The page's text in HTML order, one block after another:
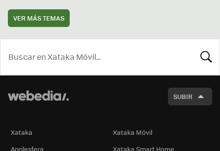
VER MÁS TEMAS
SUBIR
Xataka
Xataka Móvil
Applesfera
Xataka Smart Home